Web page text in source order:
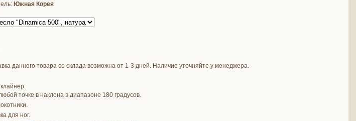
Южная Корея
данного товара со склада возможна от 1-3 дней. Наличие уточняйте у менеджера.
точке в наклона в диапазоне 180 градусов.
для ног.